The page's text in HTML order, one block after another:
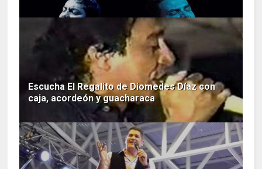
Escucha El Regalito de Diomedes Díaz con
caja, acordeón y guacharaca